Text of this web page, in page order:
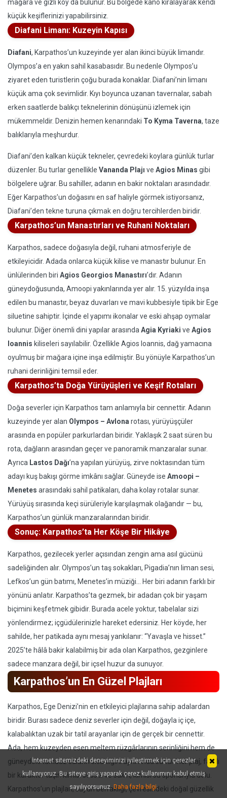
mağara ve gizli koy da bulunur. Bu bölgede kano kiralayarak kendi
küçük keşiflerinizi yapabilirsiniz.
Diafani Limanı: Kuzeyin Kapısı
Diafani, Karpathos’un kuzeyinde yer alan ikinci büyük limandır.
Olympos’a en yakın sahil kasabasıdır. Bu nedenle Olympos’u
ziyaret eden turistlerin çoğu burada konaklar. Diafani’nin limanı
küçük ama çok sevimlidir. Kıyı boyunca uzanan tavernalar, sabah
erken saatlerde balıkçı teknelerinin dönüşünü izlemek için
mükemmeldir. Denizin hemen kenarındaki To Kyma Taverna, taze
balıklarıyla meşhurdur.
Diafani’den kalkan küçük tekneler, çevredeki koylara günlük turlar
düzenler. Bu turlar genellikle Vananda Plajı ve Agios Minas gibi
bölgelere uğrar. Bu sahiller, adanın en bakir noktaları arasındadır.
Eğer Karpathos’un doğasını en saf haliyle görmek istiyorsanız,
Diafani’den tekne turuna çıkmak en doğru tercihlerden biridir.
Karpathos’un Manastırları ve Ruhani Noktaları
Karpathos, sadece doğasıyla değil, ruhani atmosferiyle de
etkileyicidir. Adada onlarca küçük kilise ve manastır bulunur. En
ünlülerinden biri Agios Georgios Manastırı’dır. Adanın
güneydoğusunda, Amoopi yakınlarında yer alır. 15. yüzyılda inşa
edilen bu manastır, beyaz duvarları ve mavi kubbesiyle tipik bir Ege
siluetine sahiptir. İçinde el yapımı ikonalar ve eski ahşap oymalar
bulunur. Diğer önemli dini yapılar arasında Agia Kyriaki ve Agios
Ioannis kiliseleri sayılabilir. Özellikle Agios Ioannis, dağ yamacına
oyulmuş bir mağara içine inşa edilmiştir. Bu yönüyle Karpathos’un
ruhani derinliğini temsil eder.
Karpathos’ta Doğa Yürüyüşleri ve Keşif Rotaları
Doğa severler için Karpathos tam anlamıyla bir cennettir. Adanın
kuzeyinde yer alan Olympos – Avlona rotası, yürüyüşçüler
arasında en popüler parkurlardan biridir. Yaklaşık 2 saat süren bu
rota, dağların arasından geçer ve panoramik manzaralar sunar.
Ayrıca Lastos Dağı’na yapılan yürüyüş, zirve noktasından tüm
adayı kuş bakışı görme imkânı sağlar. Güneyde ise Amoopi –
Menetes arasındaki sahil patikaları, daha kolay rotalar sunar.
Yürüyüş sırasında keçi sürüleriyle karşılaşmak olağandır — bu,
Karpathos’un günlük manzaralarından biridir.
Sonuç: Karpathos’ta Her Köşe Bir Hikâye
Karpathos, gezilecek yerler açısından zengin ama asıl gücünü
sadeliğinden alır. Olympos’un taş sokakları, Pigadia’nın liman sesi,
Lefkos’un gün batımı, Menetes’in müziği… Her biri adanın farklı bir
yönünü anlatır. Karpathos’ta gezmek, bir adadan çok bir yaşam
biçimini keşfetmek gibidir. Burada acele yoktur, tabelalar sizi
yönlendirmez; içgüdülerinizle hareket edersiniz. Her köyde, her
sahilde, her patikada aynı mesaj yankılanır: “Yavaşla ve hisset.”
2025’te hâlâ bakir kalabilmiş bir ada olan Karpathos, gezginlere
sadece manzara değil, bir içsel huzur da sunuyor.
Karpathos’un En Güzel Plajları
Karpathos, Ege Denizi’nin en etkileyici plajlarına sahip adalardan
biridir. Burası sadece deniz severler için değil, doğayla iç içe,
kalabalıktan uzak bir tatil arayanlar için de gerçek bir cennettir.
Ada, hem kuzeyden esen meltem rüzgârlarının serinliğini hem de
güneydeki turkuaz suların sıcaklığını aynı anda sunar. Her plaj, farklı
bir karakter taşır: kimisi sessiz ve sakin, kimisi su sporlarıyla dolu.
Karpathos’un plajları, suyun berraklığı, çevresindeki doğal güzellik
İnternet sitemizdeki deneyiminizi iyileştirmek için çerezler
kullanıyoruz. Bu siteye giriş yaparak çerez kullanımını kabul etmiş
sayılıyorsunuz. Daha fazla bilgi.